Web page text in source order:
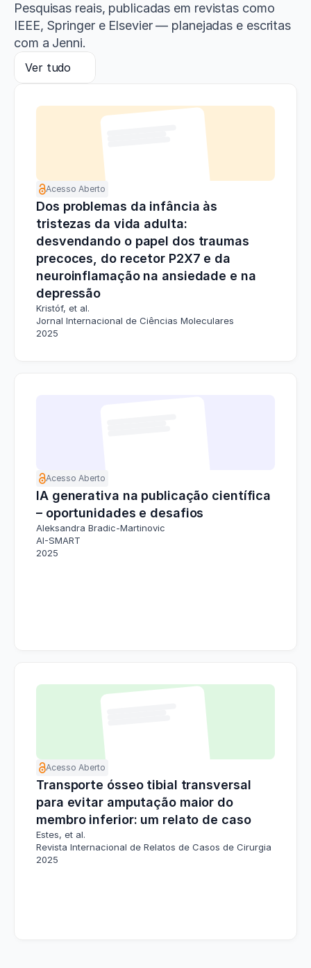
Pesquisas reais, publicadas em revistas como
IEEE, Springer e Elsevier — planejadas e escritas
com a Jenni.
Ver tudo
Acesso Aberto
Dos problemas da infância às
tristezas da vida adulta:
desvendando o papel dos traumas
precoces, do recetor P2X7 e da
neuroinflamação na ansiedade e na
depressão
Kristóf, et al.
Jornal Internacional de Ciências Moleculares
2025
Acesso Aberto
IA generativa na publicação científica
– oportunidades e desafios
Aleksandra Bradic-Martinovic
AI-SMART
2025
Acesso Aberto
Transporte ósseo tibial transversal
para evitar amputação maior do
membro inferior: um relato de caso
Estes, et al.
Revista Internacional de Relatos de Casos de Cirurgia
2025